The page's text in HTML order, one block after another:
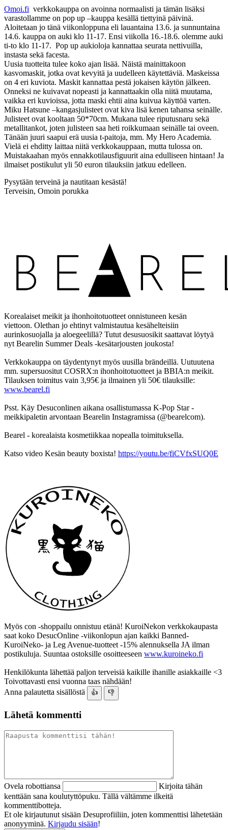
Omoi.fi verkkokauppa on avoinna normaalisti ja tämän lisäksi
varastollamme on pop up –kauppa kesällä tiettyinä päivinä.
Aloitetaan jo tänä viikonloppuna eli lauantaina 13.6. ja sunnuntaina
14.6. kauppa on auki klo 11-17. Ensi viikolla 16.-18.6. olemme auki
ti-to klo 11-17. Pop up aukioloja kannattaa seurata nettivuilla,
instasta sekä facesta.
Uusia tuotteita tulee koko ajan lisää. Näistä mainittakoon
kasvomaskit, jotka ovat kevyitä ja uudelleen käytettäviä. Maskeissa
on 4 eri kuviota. Maskit kannattaa pestä jokaisen käytön jälkeen.
Onneksi ne kuivavat nopeasti ja kannattaakin olla niitä muutama,
vaikka eri kuvioissa, jotta maski ehtii aina kuivua käyttöä varten.
Miku Hatsune –kangasjulisteet ovat kiva lisä kenen tahansa seinälle.
Julisteet ovat kooltaan 50*70cm. Mukana tulee riputusnaru sekä
metallitankot, joten julisteen saa heti roikkumaan seinälle tai oveen.
Tänään juuri saapui erä uusia t-paitoja, mm. My Hero Academia.
Vielä ei ehditty laittaa niitä verkkokauppaan, mutta tulossa on.
Muistakaahan myös ennakkotilausfiguurit aina edulliseen hintaan! Ja
ilmaiset postikulut yli 50 euron tilauksiin jatkuu edelleen.
Pysytään terveinä ja nautitaan kesästä!
Terveisin, Omoin porukka
Korealaiset meikit ja ihonhoitotuotteet onnistuneen kesän
viettoon. Olethan jo ehtinyt valmistautua kesähelteisiin
aurinkosuojalla ja aloegeelillä? Tutut desusuosikit saattavat löytyä
nyt Bearelin Summer Deals -kesätarjousten joukosta!
Verkkokauppa on täydentynyt myös uusilla brändeillä. Uutuutena
mm. supersuositut COSRX:n ihonhoitotuotteet ja BBIA:n meikit.
Tilauksen toimitus vain 3,95€ ja ilmainen yli 50€ tilauksille:
www.bearel.fi
Psst. Käy Desuconlinen aikana osallistumassa K-Pop Star -
meikkipaletin arvontaan Bearelin Instagramissa (@bearelcom).
Bearel - korealaista kosmetiikkaa nopealla toimituksella.
Katso video Kesän beauty boxista! https://youtu.be/fiCVfxSUQ0E
Myös con -shoppailu onnistuu etänä! KuroiNekon verkkokaupasta
saat koko DesucOnline -viikonlopun ajan kaikki Banned-
KuroiNeko- ja Leg Avenue-tuotteet -15% alennuksella JA ilman
postikuluja. Suuntaa ostoksille osoitteeseen www.kuroineko.fi
Henkilökunta lähettää paljon terveisiä kaikille ihanille asiakkaille <3
Toivottavasti ensi vuonna taas nähdään!
Anna palautetta sisällöstä
👍 👎
Lähetä kommentti
Ovela robottiansa
Kirjoita tähän
kenttään sana koulutyttöpuku. Tällä vältämme ilkeitä
kommenttibotteja.
Et ole kirjautunut sisään Desuprofiiliin, joten kommenttisi lähetetään
anonyyminä. Kirjaudu sisään!